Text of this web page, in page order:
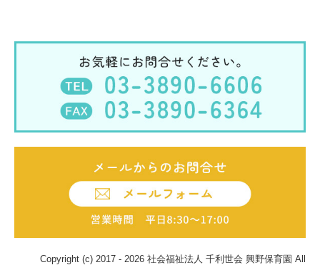
Copyright (c) 2017 - 2026 社会福祉法人 千利世会 興野保育園 All